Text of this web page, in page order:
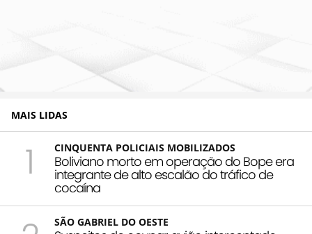
MAIS LIDAS
1 CINQUENTA POLICIAIS MOBILIZADOS
Boliviano morto em operação do Bope era
integrante de alto escalão do tráfico de
cocaína
SÃO GABRIEL DO OESTE